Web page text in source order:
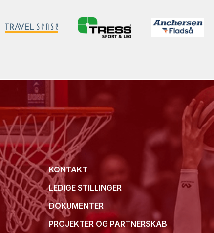
KONTAKT
LEDIGE STILLINGER
DOKUMENTER
PROJEKTER OG PARTNERSKAB